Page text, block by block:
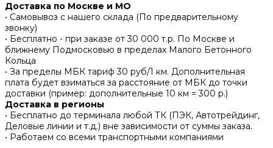
Доставка по Москве и МО
• Самовывоз с нашего склада (По предварительному
звонку)
• Бесплатно - при заказе от 30 000 т.р. По Москве и
ближнему Подмосковью в пределах Малого Бетонного
Кольца
• За пределы МБК тариф 30 руб/1 км. Дополнительная
плата будет взиматься за расстояние от МБК до точки
доставки (пример: дополнительные 10 км = 300 р.)
Доставка в регионы
• Бесплатно до терминала любой ТК (ПЭК, Автотрейдинг,
Деловые линии и т.д.) вне зависимости от суммы заказа.
• Работаем со всеми транспортными компаниями